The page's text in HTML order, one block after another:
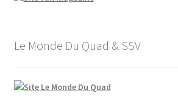
Le Monde Du Quad & SSV